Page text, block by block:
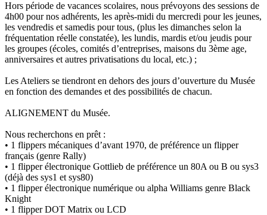
Hors période de vacances scolaires, nous prévoyons des sessions de
4h00 pour nos adhérents, les après-midi du mercredi pour les jeunes,
les vendredis et samedis pour tous, (plus les dimanches selon la
fréquentation réelle constatée), les lundis, mardis et/ou jeudis pour
les groupes (écoles, comités d’entreprises, maisons du 3ème age,
anniversaires et autres privatisations du local, etc.) ;
Les Ateliers se tiendront en dehors des jours d’ouverture du Musée
en fonction des demandes et des possibilités de chacun.
ALIGNEMENT du Musée.
Nous recherchons en prêt :
• 1 flippers mécaniques d’avant 1970, de préférence un flipper
français (genre Rally)
• 1 flipper électronique Gottlieb de préférence un 80A ou B ou sys3
(déjà des sys1 et sys80)
• 1 flipper électronique numérique ou alpha Williams genre Black
Knight
• 1 flipper DOT Matrix ou LCD